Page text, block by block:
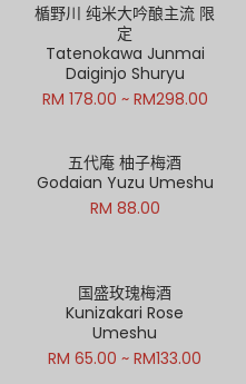
楯野川 纯米大吟酿主流 限
定
Tatenokawa Junmai
Daiginjo Shuryu
RM 178.00 ~ RM298.00
五代庵 柚子梅酒
Godaian Yuzu Umeshu
RM 88.00
国盛玫瑰梅酒
Kunizakari Rose
Umeshu
RM 65.00 ~ RM133.00
Out of Stock